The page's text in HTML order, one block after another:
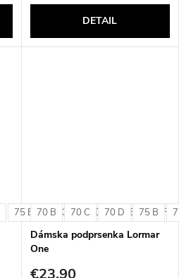
DETAIL
75 B 75 C 75 D 75 E 75 F
70 B 70 C 70 D 75 B
Dámska podprsenka Lormar
One